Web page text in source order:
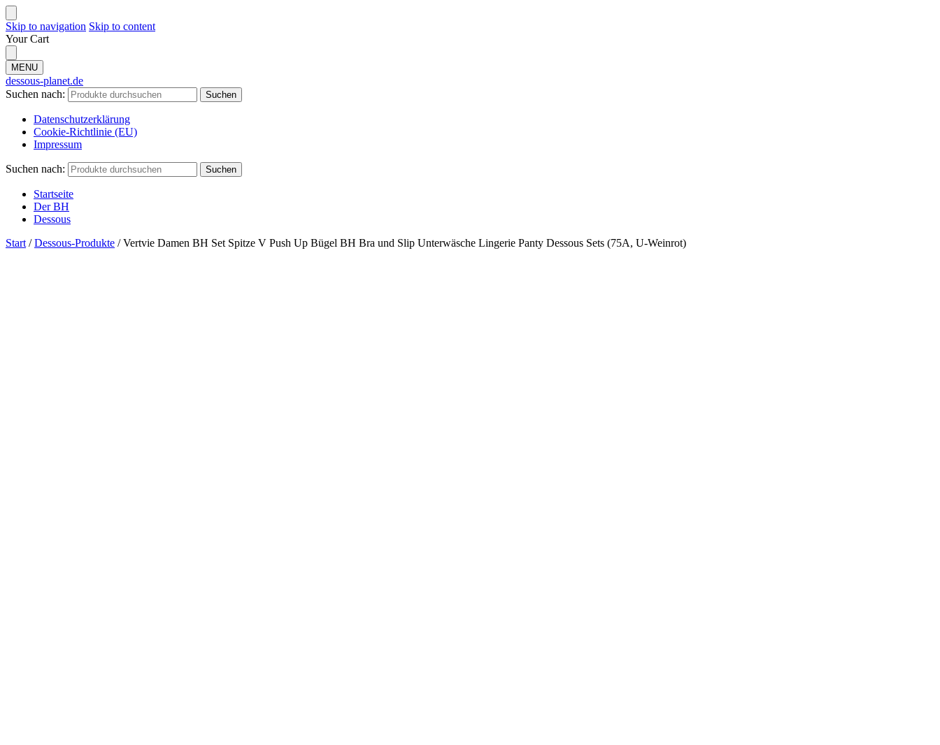
Skip to navigation Skip to content
Your Cart
MENU
dessous-planet.de
Suchen nach:
Suchen
Datenschutzerklärung
Cookie-Richtlinie (EU)
Impressum
Suchen nach: Suchen
Startseite
Der BH
Dessous
Start /Dessous-Produkte /Vertvie Damen BH Set Spitze V Push Up Bügel BH Bra und Slip Unterwäsche Lingerie Panty Dessous Sets (75A, U-Weinrot)